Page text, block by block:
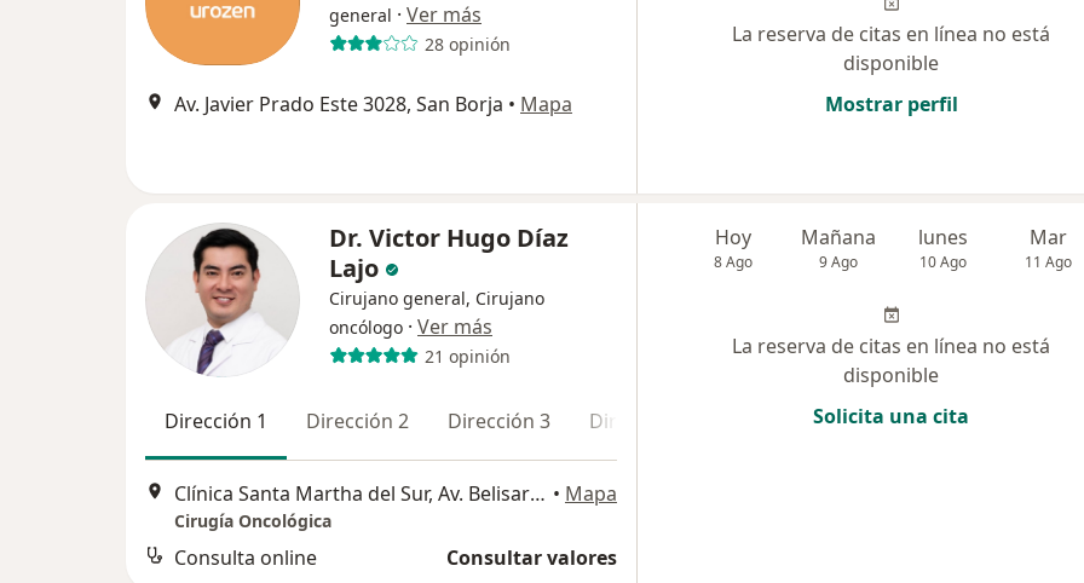
general · Ver más
28 opinión
Av. Javier Prado Este 3028, San Borja • Mapa
La reserva de citas en línea no está
disponible
Mostrar perfil
Dr. Victor Hugo Díaz
Lajo
Cirujano general, Cirujano
oncólogo · Ver más
21 opinión
Dirección 1 Dirección 2 Dirección 3 Dirección 4
Clínica Santa Martha del Sur, Av. Belisario Suarez 998, San Juan de Miraflores, San Juan de Miraflores • Mapa
Cirugía Oncológica
Consulta online Consultar valores
Hoy
8 Ago
Mañana
9 Ago
lunes
10 Ago
Mar
11 Ago
La reserva de citas en línea no está
disponible
Solicita una cita